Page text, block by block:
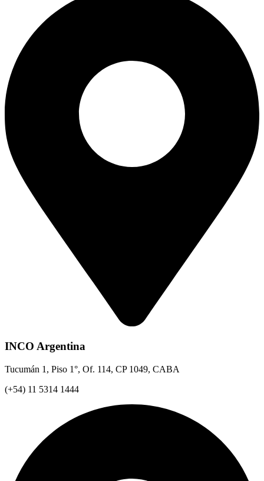
INCO Argentina
Tucumán 1, Piso 1°, Of. 114, CP 1049, CABA
(+54) 11 5314 1444